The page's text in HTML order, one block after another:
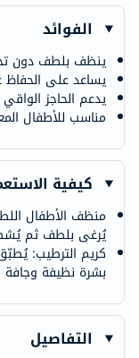
الفوائد
ينظف بلطف دون
يساعد على الحفاظ
يدعم الحاجز
مناسب للأطفال
كيفية
منظف الأطفال
يُرغى بلطف ثم
كريم الترطيب:
بشرة نظيفة
التفاصيل